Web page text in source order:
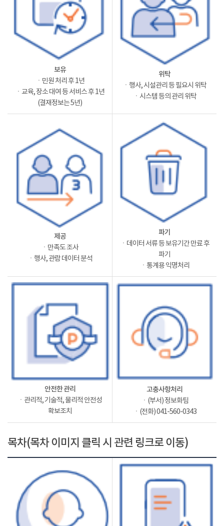
보유
ㆍ민원 처리 후 1년
ㆍ교육, 장소 대여 등 서비스 후 1년
(결재정보는 5년)
위탁
ㆍ행사, 시설관리 등 필요시 위탁
ㆍ시스템 등의 관리 위탁
제공
ㆍ만족도 조사
ㆍ행사, 관람 데이터 분석
파기
ㆍ데이터 서류 등 보유기간 만료 후
파기
ㆍ통계용 익명처리
안전한 관리
ㆍ관리적, 기술적, 물리적 안전성
확보조치
고충사항처리
ㆍ(부서) 정보화팀
ㆍ(전화) 041-560-0343
목차(목차 이미지 클릭 시 관련 링크로 이동)